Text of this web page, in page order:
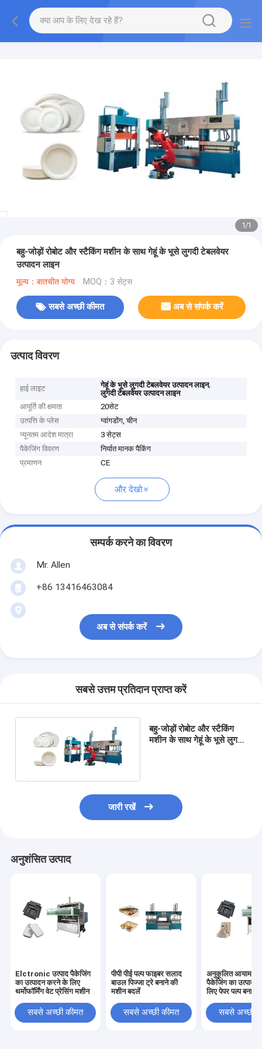
1/1
बहु-जोड़ों रोबोट और स्टैकिंग मशीन के साथ गेहूं के भूसे लुगदी टेबलवेयर
उत्पादन लाइन
मूल्य：बातचीत योग्य MOQ：3 सेट्स
सबसे अच्छी कीमत अब से संपर्क करें
उत्पाद विवरण
हाई लाइट गेहूं के भूसे लुगदी टेबलवेयर उत्पादन लाइन,
लुगदी टेबलवेयर उत्पादन लाइन
आपूर्ति की क्षमता
20सेट
उत्पत्ति के प्लेस
ग्वांगडोंग, चीन
न्यूनतम आदेश मात्रा
3 सेट्स
पैकेजिंग विवरण
निर्यात मानक पैकिंग
प्रमाणन
CE
और देखो
सम्पर्क करने का विवरण
Mr. Allen
+86 13416463084
अब से संपर्क करें
सबसे उत्तम प्रतिदान प्राप्त करें
बहु-जोड़ों रोबोट और स्टैकिंग
मशीन के साथ गेहूं के भूसे लुगदी
जारी रखें
अनुशंसित उत्पाद
Elctronic उत्पाद पैकेजिंग
का उत्पादन करने के लिए
थर्मोफॉर्मिंग वेट प्रेसिंग मशीन
सबसे अच्छी कीमत
पीपी पीई पल्प फाइबर सलाद
बाउल पिज्जा ट्रे बनाने की
मशीन बदलें
सबसे अच्छी कीमत
अनुकूलित आयाम के
पैकेजिंग का
लिए पेपर पल्प बनाने
सबसे अच्छी